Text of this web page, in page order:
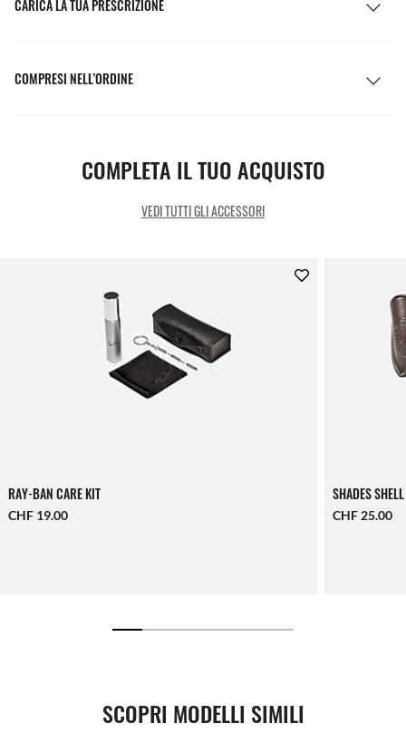
CARICA LA TUA PRESCRIZIONE
COMPRESI NELL’ORDINE
COMPLETA IL TUO ACQUISTO
VEDI TUTTI GLI ACCESSORI
RAY-BAN CARE KIT
CHF 19.00
SHADES
CHF 25.00
SCOPRI MODELLI SIMILI